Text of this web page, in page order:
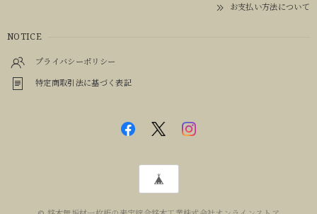
お支払い方法について
NOTICE
プライバシーポリシー
特定商取引法に基づく表記